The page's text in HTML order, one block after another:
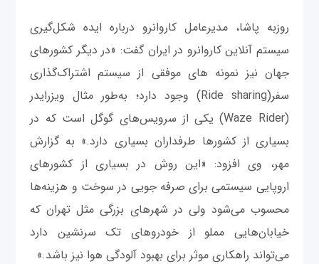
روزبه پاشا، مدیرعامل کاروانرو درباره ایده شکل‌گیری
سیستم آنلاین کاروانرو در ایران گفت: «در دیگر کشورهای
جهان نیز نمونه های موفقی از سیستم اشتراک‌گذاری
سفر(Ride sharing) وجود دارد؛ به‌طور مثال ویزرایدر
(Waze Rider) یکی از سرویس‌های گوگل است که در
بسیاری از کشورها طرفداران بسیاری دارد.» به گزارش
مهر، وی افزود: «این روش در بسیاری از کشورهای
اروپایی سیستمی برای صرفه جویی در سوخت و هزینه‌ها
محسوب می‌شود ولی در شهرهای بزرگی مثل تهران که
خیابان‌هایی مملو از خودروهای تک سرنشین دارد
می‌تواند راهکاری موثر برای بهبود آلودگی هوا نیز باشد.»